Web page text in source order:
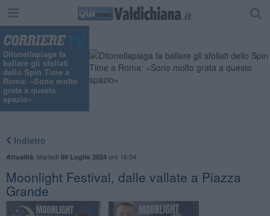
Ditonellapiaga fa
ballare gli sfollati
dello Spin Time a
Roma: «Sono molto
grata a questo
spazio»
Indietro
Attualità Martedì 09 Luglio 2024ore 16:54
Moonlight Festival, dalle vallate a Piazza
Grande